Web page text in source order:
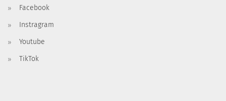
Facebook
Instragram
Youtube
TikTok